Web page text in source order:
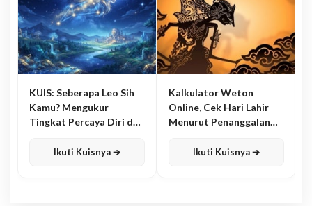
KUIS: Seberapa Leo Sih
Kamu? Mengukur
Tingkat Percaya Diri dan
Ikuti Kuisnya ➔
Kalkulator Weton
Online, Cek Hari Lahir
Menurut Penanggalan
Ikuti Kuisnya ➔